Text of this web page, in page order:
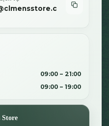
09:00 – 21:00
09:00 – 19:00
Store